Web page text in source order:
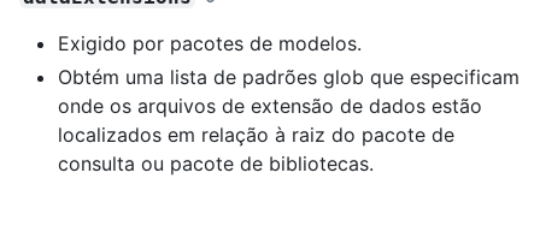
Exigido por pacotes de modelos.
Obtém uma lista de padrões glob que especificam
onde os arquivos de extensão de dados estão
localizados em relação à raiz do pacote de
consulta ou pacote de bibliotecas.